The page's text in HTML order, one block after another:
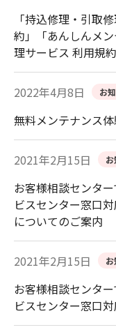
「持込修理・引取
約」「あんしんメ
理サービス 利用規
2022年4月8日 お
無料メンテナンス
2021年2月15日
お客様相談センタ
ビスセンター窓口
についてのご案内
2021年2月15日
お客様相談センタ
ビスセンター窓口